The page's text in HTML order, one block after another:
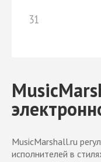
31
MusicMarshall.ru
исполнителей в